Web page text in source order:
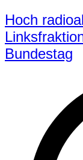
Hoch
Bundestag